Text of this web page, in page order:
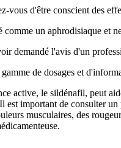
vous d'être conscient des
un aphrodisiaque et
demandé l'avis d'un
de dosages et
active, le sildénafil, peut
important de consulter
musculaires, des